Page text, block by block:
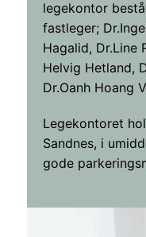
legekontor
fastleger;
Hagalid, Dr.Line
Helvig Hetland,
Dr.Oanh Hoang
Legekontoret
Sandnes, i
gode